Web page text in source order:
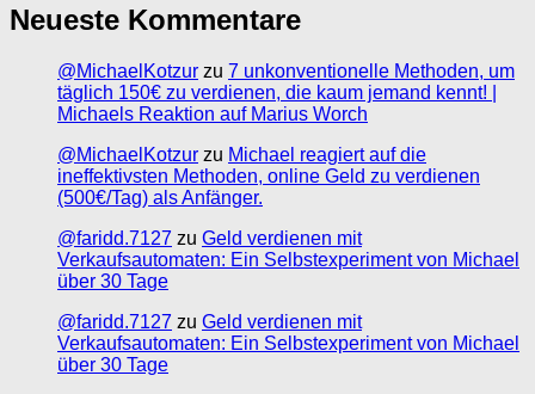
Neueste Kommentare
@MichaelKotzur zu 7 unkonventionelle Methoden, um
täglich 150€ zu verdienen, die kaum jemand kennt! |
Michaels Reaktion auf Marius Worch
@MichaelKotzur zu Michael reagiert auf die
ineffektivsten Methoden, online Geld zu verdienen
(500€/Tag) als Anfänger.
@faridd.7127 zu Geld verdienen mit
Verkaufsautomaten: Ein Selbstexperiment von Michael
über 30 Tage
@faridd.7127 zu Geld verdienen mit
Verkaufsautomaten: Ein Selbstexperiment von Michael
über 30 Tage